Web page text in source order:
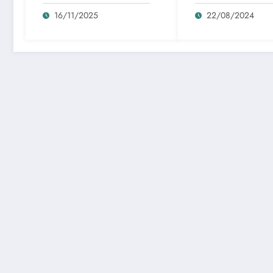
by torrent
16/11/2025
de la lucha y la
22/08/2024